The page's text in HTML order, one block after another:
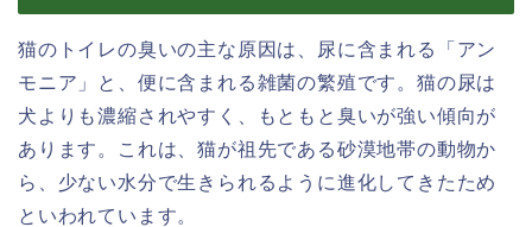
猫のトイレの臭いの主な原因は、尿に含まれる「アン
モニア」と、便に含まれる雑菌の繁殖です。猫の尿は
犬よりも濃縮されやすく、もともと臭いが強い傾向が
あります。これは、猫が祖先である砂漠地帯の動物か
ら、少ない水分で生きられるように進化してきたため
といわれています。